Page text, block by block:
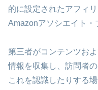
的に設定されたアフィ
Amazonアソシエイト・
第三者がコンテンツお
情報を収集し、訪問者
これを認識したりする場